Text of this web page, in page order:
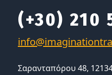
(+30) 210
Σαρανταπόρου 48,